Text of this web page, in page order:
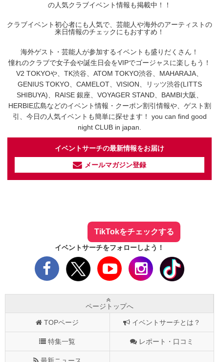
の人気クラブイベント情報も掲載中！！
クラブイベント初心者にも人気で、芸能人や海外のアーティストの
来日情報のチェックにもおすすめ！
海外ゲスト・芸能人が参加するイベントも盛りだくさん！
憧れのクラブで女子会や誕生日会をVIPでゴージャスに楽しもう！
V2 TOKYOや、TK渋谷、ATOM TOKYO渋谷、MAHARAJA、
GENIUS TOKYO、CAMELOT、VISION、リッツ渋谷(LITTS
SHIBUYA)、RAISE 銀座、VOYAGER STAND、BAMBI大阪、
HERBIE広島などのイベント情報・クーポン割引情報や、ゲスト割
引、今日の人気イベントも簡単に探せます！ you can find good
night CLUB in japan.
イベントサーチの最新情報をお届け
メールマガジン登録
TikTokをチェックする
イベントサーチをフォローしよう！
ページトップへ
TOPページ イベントサーチとは？
特集一覧 レポート・口コミ